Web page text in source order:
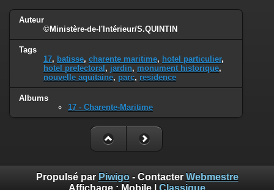
Auteur
©Ministère-de-l'Intérieur/S.QUINTIN
Tags
17, batisse, charente maritime, hotel particulier,
hotel prefectoral , jardin, monument historique,
nouvelle aquitaine, parc, residence
Albums
17 - Charente-Maritime
Propulsé par Piwigo- Contacter Webmestre